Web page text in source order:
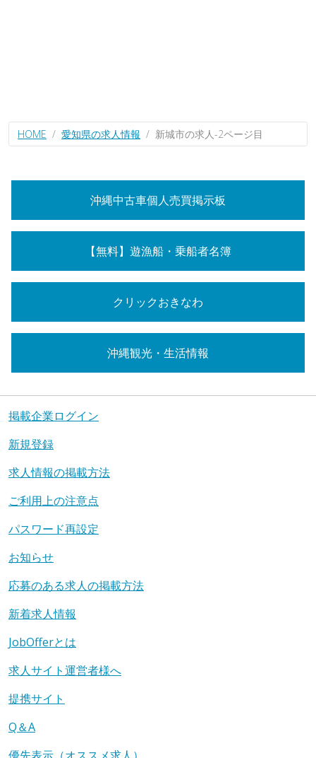
HOME 愛知県の求人情報 新城市の求人-2ページ目
沖縄中古車個人売買掲示板
【無料】遊漁船・乗船者名簿
クリックおきなわ
沖縄観光・生活情報
掲載企業ログイン
新規登録
求人情報の掲載方法
ご利用上の注意点
パスワード再設定
お知らせ
応募のある求人の掲載方法
新着求人情報
JobOfferとは
求人サイト運営者様へ
提携サイト
Q＆A